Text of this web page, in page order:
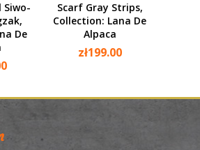
Siwo-
De
Scarf Gray Strips,
Collection: Lana De
Alpaca
zł199.00